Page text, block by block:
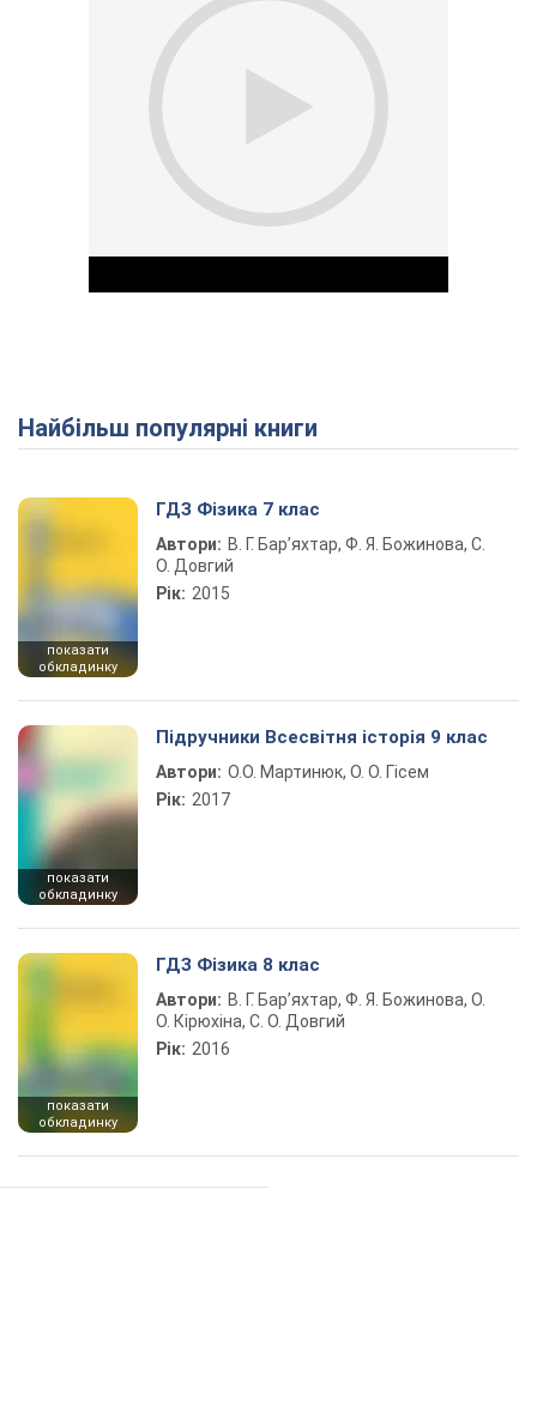
Play Video
Найбільш популярні книги
показати
обкладинку
ГДЗ Фізика 7 клас
Автори: В. Г. Бар’яхтар, Ф. Я. Божинова, С.
О. Довгий
Рік: 2015
показати
обкладинку
Підручники Всесвітня історія 9 клас
Автори: О.О. Мартинюк, О. О. Гісем
Рік: 2017
показати
обкладинку
ГДЗ Фізика 8 клас
Автори: В. Г. Бар’яхтар, Ф. Я. Божинова, О.
О. Кірюхіна, С. О. Довгий
Рік: 2016